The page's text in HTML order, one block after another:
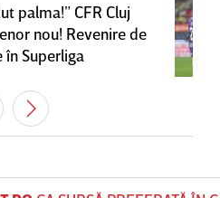
palma!” CFR Cluj
nou! Revenire de
în Superliga